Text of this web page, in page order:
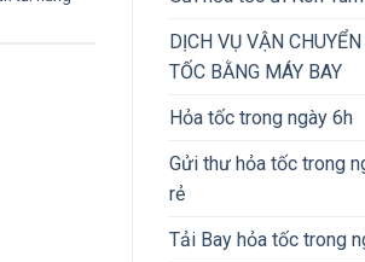
DỊCH VỤ VẬN
TỐC BẰNG MÁY BAY
Hỏa tốc trong ngày 6h
Gửi thư hỏa tốc trong
rẻ
Tải Bay hỏa tốc trong